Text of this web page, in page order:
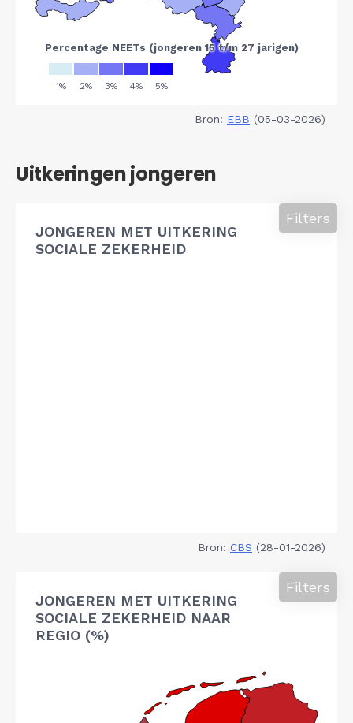
Bron: EBB (05-03-2026)
Uitkeringen jongeren
JONGEREN MET UITKERING
SOCIALE ZEKERHEID
Filters
Bron: CBS (28-01-2026)
JONGEREN MET UITKERING
SOCIALE ZEKERHEID NAAR
REGIO (%)
Filters